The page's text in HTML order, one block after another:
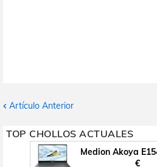
Artículo Anterior
TOP CHOLLOS ACTUALES
Medion Akoya
€